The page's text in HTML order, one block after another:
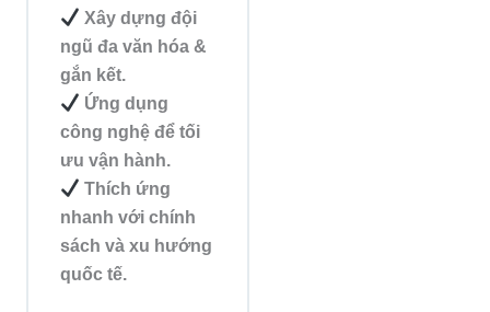
Xây dựng đội
ngũ đa văn hóa &
gắn kết.
Ứng dụng
công nghệ để tối
ưu vận hành.
Thích ứng
nhanh với chính
sách và xu hướng
quốc tế.